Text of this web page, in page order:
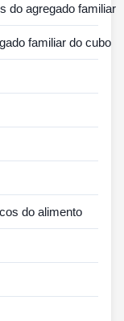
do agregado familiar
familiar do cubo
do alimento